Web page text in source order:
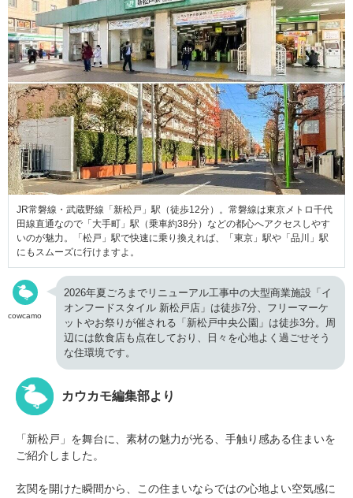
JR常磐線・武蔵野線「新松戸」駅（徒歩12分）。常磐線は東京メトロ千代
田線直通なので「大手町」駅（乗車約38分）などの都心へアクセスしやす
いのが魅力。「松戸」駅で快速に乗り換えれば、「東京」駅や「品川」駅
にもスムーズに行けますよ。
cowcamo
2026年夏ごろまでリニューアル工事中の大型商業施設「イ
オンフードスタイル 新松戸店」は徒歩7分、フリーマーケ
ットやお祭りが催される「新松戸中央公園」は徒歩3分。周
辺には飲食店も点在しており、日々を心地よく過ごせそう
な住環境です。
カウカモ編集部より
「新松戸」を舞台に、素材の魅力が光る、手触り感ある住まいを
ご紹介しました。
玄関を開けた瞬間から、この住まいならではの心地よい空気感に